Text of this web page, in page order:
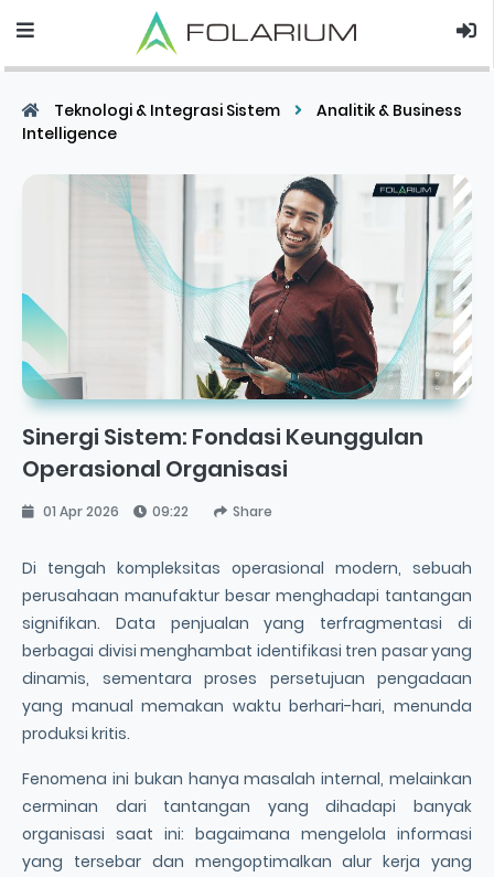
Teknologi & Integrasi Sistem
Analitik & Business
Intelligence
Sinergi Sistem: Fondasi Keunggulan
Operasional Organisasi
01 Apr 2026 09:22 Share
Di tengah kompleksitas operasional modern, sebuah
perusahaan manufaktur besar menghadapi tantangan
signifikan. Data penjualan yang terfragmentasi di
berbagai divisi menghambat identifikasi tren pasar yang
dinamis, sementara proses persetujuan pengadaan
yang manual memakan waktu berhari-hari, menunda
produksi kritis.
Fenomena ini bukan hanya masalah internal, melainkan
cerminan dari tantangan yang dihadapi banyak
organisasi saat ini: bagaimana mengelola informasi
yang tersebar dan mengoptimalkan alur kerja yang